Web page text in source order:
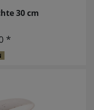
30 cm
*